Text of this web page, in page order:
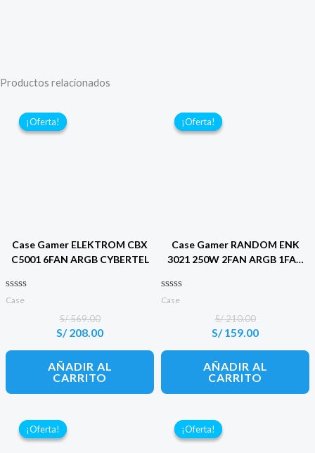
Productos relacionados
¡Oferta!
¡Oferta!
Case Gamer ELEKTROM CBX
C5001 6FAN ARGB CYBERTEL
Valorado con
Case
S/569.00
El
original
era:
S/ 569.00.
S/208.00
El
actual
es:
S/ 208.00.
AÑADIR AL
CARRITO
¡Oferta!
¡Oferta!
Case Gamer RANDOM ENK
3021 250W 2FAN ARGB 1FAN
Valorado con
Case
S/210.00
El
original
era:
S/ 210.00.
S/159.00
El
actual
es:
S/ 159.00.
AÑADIR AL
CARRITO
¡Oferta!
¡Oferta! ¡Oferta!
¡Oferta!